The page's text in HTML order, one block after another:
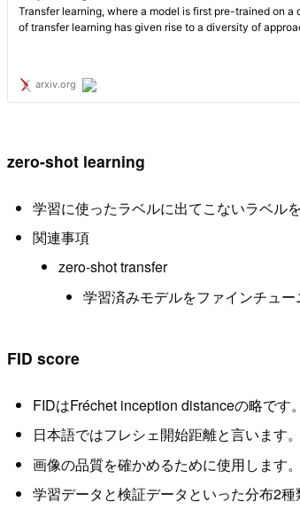
zero-shot learning
学習に使ったラベルに出てこないラベル
関連事項
zero-shot transfer
学習済みモデルをファインチュ
FID score
FIDはFréchet inception distanceの略です。
日本語ではフレシェ開始距離と言います。
画像の品質を確かめるために使用します。
学習データと検証データといった分布2種